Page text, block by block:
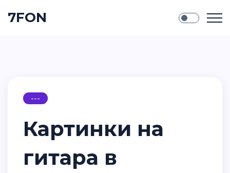
7FON
---
Картинки на
гитара в